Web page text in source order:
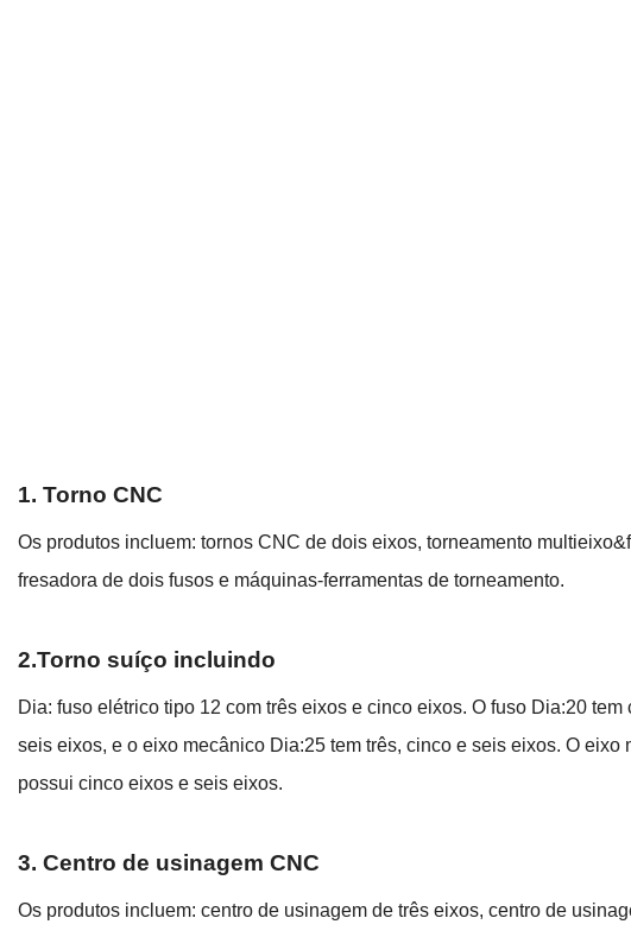
1. Torno CNC
Os produtos incluem: tornos CNC de dois eixos, torneamento
fresadora de dois fusos e máquinas-ferramentas de torneamento.
2.Torno suíço incluindo
Dia: fuso elétrico tipo 12 com três eixos e cinco eixos. O fuso Dia:20 tem
seis eixos, e o eixo mecânico Dia:25 tem três, cinco e seis eixos. O eixo
possui cinco eixos e seis eixos.
3. Centro de usinagem CNC
Os produtos incluem: centro de usinagem de três eixos, centro de